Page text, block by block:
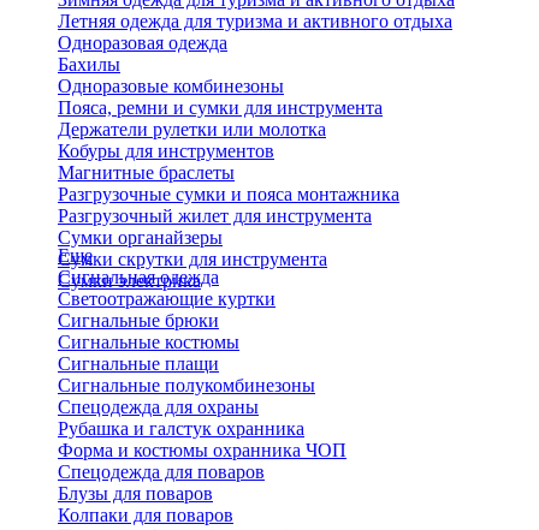
Летняя одежда для туризма и активного отдыха
Одноразовая одежда
Бахилы
Одноразовые комбинезоны
Пояса, ремни и сумки для инструмента
Держатели рулетки или молотка
Кобуры для инструментов
Магнитные браслеты
Разгрузочные сумки и пояса монтажника
Разгрузочный жилет для инструмента
Сумки органайзеры
Сумки скрутки для инструмента
Сумки электрика
Еще
Сигнальная одежда
Светоотражающие куртки
Сигнальные брюки
Сигнальные костюмы
Сигнальные плащи
Сигнальные полукомбинезоны
Спецодежда для охраны
Рубашка и галстук охранника
Форма и костюмы охранника ЧОП
Спецодежда для поваров
Блузы для поваров
Колпаки для поваров